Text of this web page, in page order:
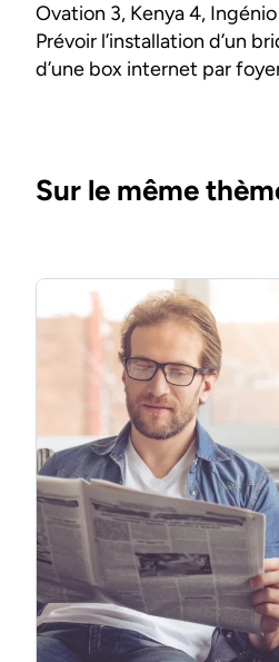
Ovation 3, Kenya 4,
Prévoir l’installation d’un
d’une box internet par
Sur le même